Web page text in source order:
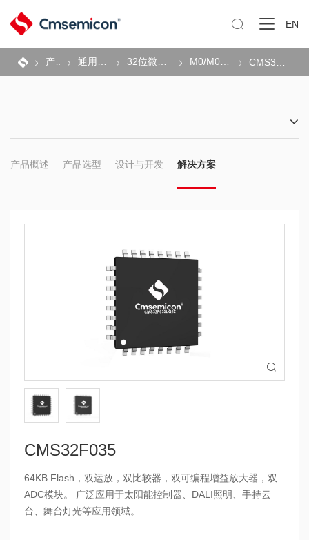
 EN
产品
产品概述 产品选型 设计与开发 解决方案
CMS32F035
64KB Flash，双运放，双比较器，双可编程增益放大器，双
ADC模块。 广泛应用于太阳能控制器、DALI照明、手持云
台、舞台灯光等应用领域。
